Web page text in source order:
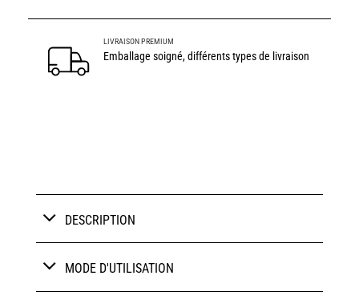
LIVRAISON PREMIUM
Emballage soigné, différents types de livraison
DESCRIPTION
MODE D'UTILISATION